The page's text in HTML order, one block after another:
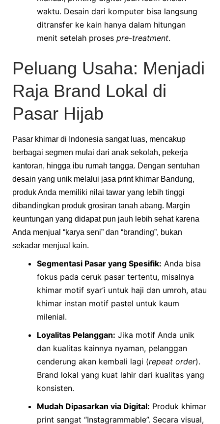
waktu. Desain dari komputer bisa langsung
ditransfer ke kain hanya dalam hitungan
menit setelah proses pre-treatment.
Peluang Usaha: Menjadi
Raja Brand Lokal di
Pasar Hijab
Pasar khimar di Indonesia sangat luas, mencakup
berbagai segmen mulai dari anak sekolah, pekerja
kantoran, hingga ibu rumah tangga. Dengan sentuhan
desain yang unik melalui jasa print khimar Bandung,
produk Anda memiliki nilai tawar yang lebih tinggi
dibandingkan produk grosiran tanah abang. Margin
keuntungan yang didapat pun jauh lebih sehat karena
Anda menjual “karya seni” dan “branding”, bukan
sekadar menjual kain.
Segmentasi Pasar yang Spesifik: Anda bisa
fokus pada ceruk pasar tertentu, misalnya
khimar motif syar’i untuk haji dan umroh, atau
khimar instan motif pastel untuk kaum
milenial.
Loyalitas Pelanggan: Jika motif Anda unik
dan kualitas kainnya nyaman, pelanggan
cenderung akan kembali lagi (repeat order).
Brand lokal yang kuat lahir dari kualitas yang
konsisten.
Mudah Dipasarkan via Digital: Produk khimar
print sangat “Instagrammable”. Secara visual,